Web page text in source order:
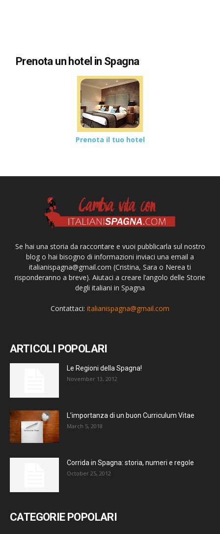
Prenota un hotel in Spagna
Prenota il tuo hotel
Se hai una storia da raccontare e vuoi pubblicarla sul nostro
blog o hai bisogno di informazioni inviaci una email a
italianispagna@gmail.com (Cristina, Sara o Nerea ti
risponderanno a breve). Aiutaci a creare l’angolo delle Storie
degli italiani in Spagna
Contattaci: italianispagna@gmail.com
ARTICOLI POPOLARI
Le Regioni della Spagna!
November 13, 2012
L’importanza di un buon Curriculum Vitae
March 5, 2018
Corrida in Spagna: storia, numeri e regole
October 25, 2012
CATEGORIE POPOLARI